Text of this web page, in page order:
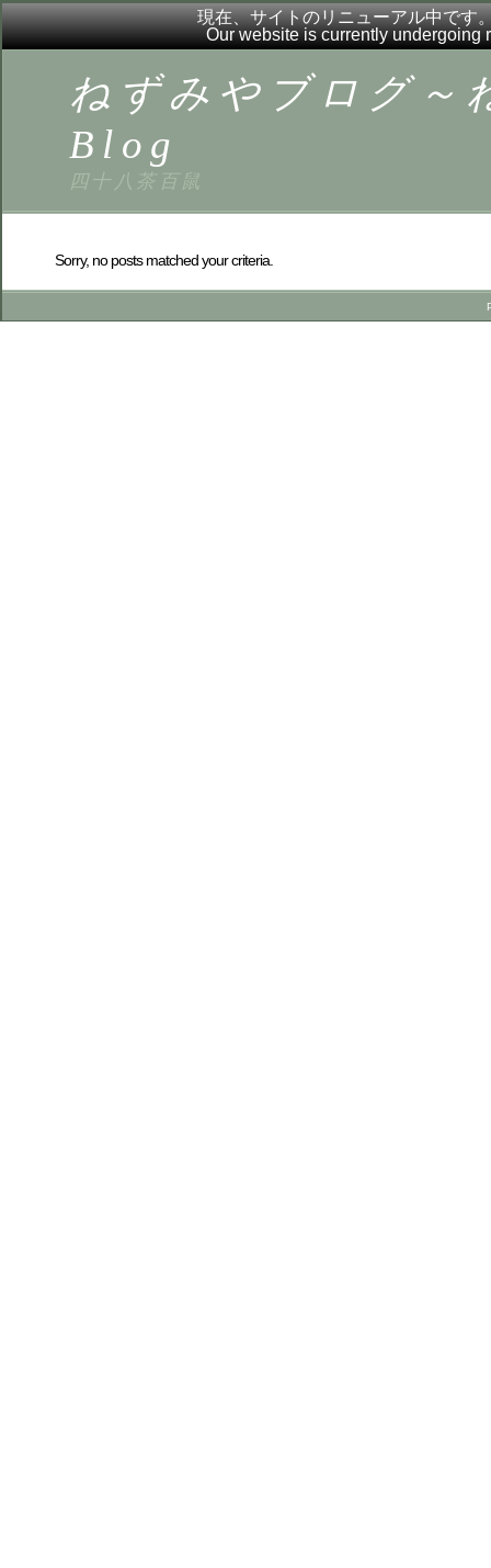
現在、サイトのリニューアル中です
Our website is currently undergoing
ねずみやブログ～
Blog
四十八茶百鼠
Sorry, no posts matched your criteria.